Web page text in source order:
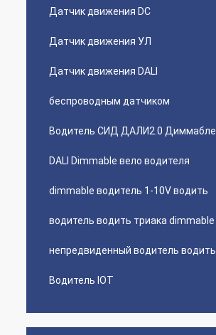
Датчик движения DC
Датчик движения УЛ
Датчик движения DALI
беспроводным датчиком
Водитель СИД ДАЛИ2.0 Диммабле
DALI Dimmable вело водителя
dimmable водитель 1-10V водить
водитель водить триака dimmable
непредвиденный водитель водить
Водитель IOT